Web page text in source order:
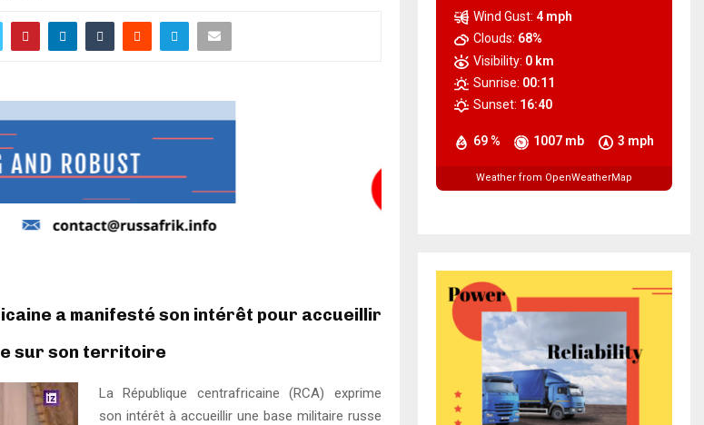
a manifesté son intérêt pour accueillir
sur son territoire
La République centrafricaine (RCA) exprime
son intérêt à accueillir une base militaire russe
69 % 1007 mb 3 mph
Wind Gust: 4 mph
Clouds: 68%
Visibility: 0 km
Sunrise: 00:11
Sunset: 16:40
Weather from OpenWeatherMap